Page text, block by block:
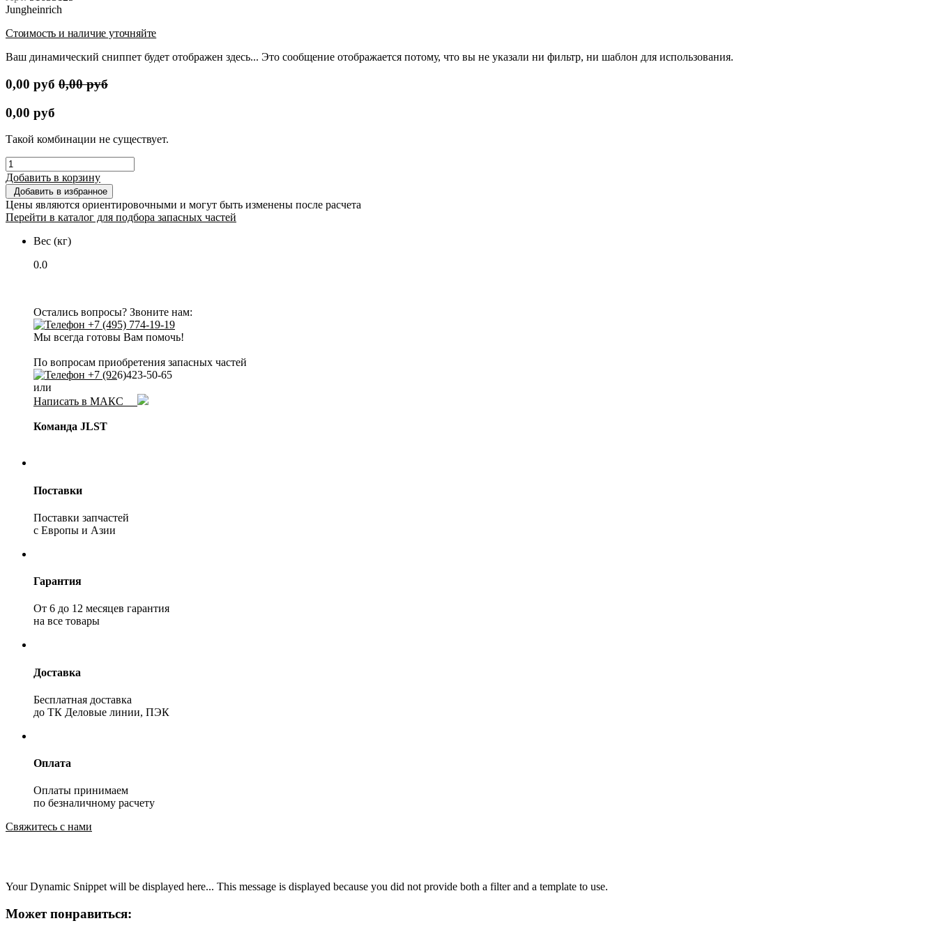
Jungheinrich
Стоимость и наличие уточняйте
Ваш динамический сниппет будет отображен здесь... Это сообщение отображается потому, что вы не указали ни фильтр, ни шаблон для использования.
0,00 руб 0,00руб
0,00 руб
Такой комбинации не существует.
Добавить в корзину
Добавить в избранное
Цены являются ориентировочными и могут быть изменены после расчета
Перейти в каталог для подбора запасных частей
Вес (кг)
0.0
Остались вопросы? Звоните нам:
+7 (495) 774-19-19
Мы всегда готовы Вам помочь!
По вопросам приобретения запасных частей
+7 (926)423-50-65
или
Написать в МАКС
Команда JLST
Поставки
Поставки запчастей
с Европы и Азии
Гарантия
От 6 до 12 месяцев гарантия
на все товары
Доставка
Бесплатная доставка
до ТК Деловые линии, ПЭК
Оплата
Оплаты принимаем
по безналичному расчету
Свяжитесь с нами
Your Dynamic Snippet will be displayed here... This message is displayed because you did not provide both a filter and a template to use.
Может понравиться: